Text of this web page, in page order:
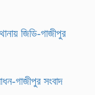
জিডি-গাজীপুর
গাজীপুর সংবাদ